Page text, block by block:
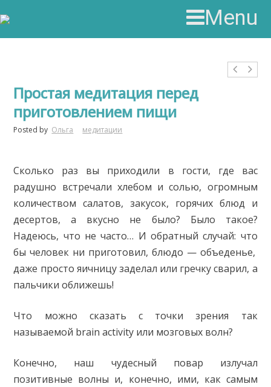
Menu
Простая медитация перед
приготовлением пищи
Posted by Ольга медитации
Сколько раз вы приходили в гости, где вас
радушно встречали хлебом и солью, огромным
количеством салатов, закусок, горячих блюд и
десертов, а вкусно не было? Было такое?
Надеюсь, что не часто… И обратный случай: что
бы человек ни приготовил, блюдо — объеденье,
даже просто яичницу заделал или гречку сварил, а
пальчики оближешь!
Что можно сказать с точки зрения так
называемой brain activity или мозговых волн?
Конечно, наш чудесный повар излучал
позитивные волны и, конечно, ими, как самым